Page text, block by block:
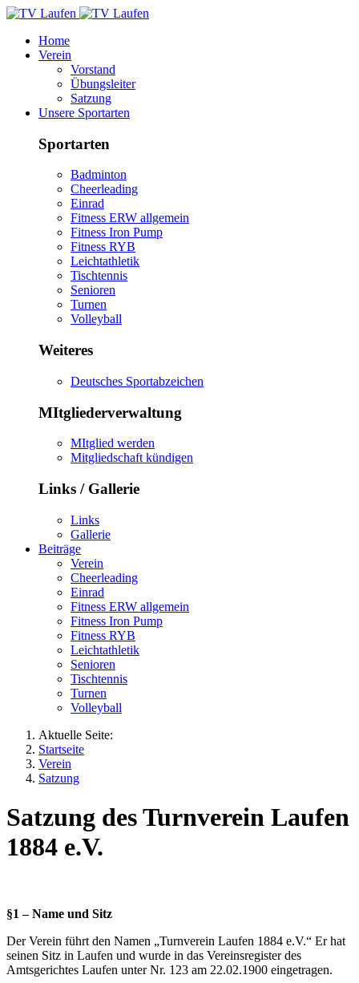
Home
Verein
Vorstand
Übungsleiter
Satzung
Unsere Sportarten
Sportarten
Badminton
Cheerleading
Einrad
Fitness ERW allgemein
Fitness Iron Pump
Fitness RYB
Leichtathletik
Tischtennis
Senioren
Turnen
Volleyball
Weiteres
Deutsches Sportabzeichen
MItgliederverwaltung
MItglied werden
Mitgliedschaft kündigen
Links / Gallerie
Links
Gallerie
Beiträge
Verein
Cheerleading
Einrad
Fitness ERW allgemein
Fitness Iron Pump
Fitness RYB
Leichtathletik
Senioren
Tischtennis
Turnen
Volleyball
Aktuelle Seite:
Startseite
Verein
Satzung
Satzung des Turnverein Laufen
1884 e.V.
§1 – Name und Sitz
Der Verein führt den Namen „Turnverein Laufen 1884 e.V.“ Er hat
seinen Sitz in Laufen und wurde in das Vereinsregister des
Amtsgerichtes Laufen unter Nr. 123 am 22.02.1900 eingetragen.